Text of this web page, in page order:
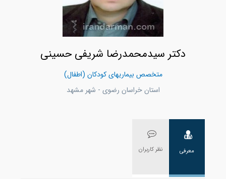
دکتر سیدمحمدرضا شریفی حسینی
متخصص بیماریهای کودکان (اطفال)
استان خراسان رضوی - شهر مشهد
معرفی نظر کاربران